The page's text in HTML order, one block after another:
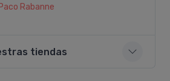
Rabanne
tiendas